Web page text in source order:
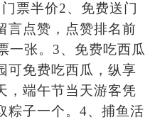
票半价2、免费送门
言点赞，点赞排名前
一张。3、免费吃西瓜
可免费吃西瓜，纵享
，端午节当天游客凭
粽子一个。4、捕鱼活